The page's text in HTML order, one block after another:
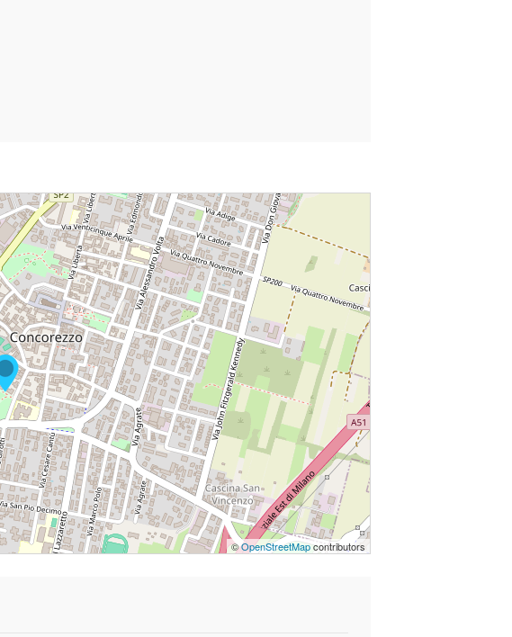
©OpenStreetMapcontributors